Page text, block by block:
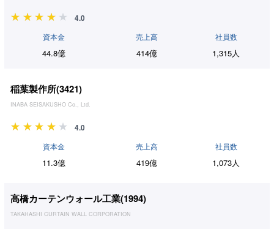
4.0
資本金
44.8億
売上高
414億
社員数
1,315人
稲葉製作所(3421)
INABA SEISAKUSHO Co., Ltd.
4.0
資本金
11.3億
売上高
419億
社員数
1,073人
高橋カーテンウォール工業(1994)
TAKAHASHI CURTAIN WALL CORPORATION